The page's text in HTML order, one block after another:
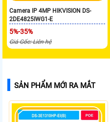
Camera IP 4MP HIKVISION DS-
2DE4825IWG1-E
5%-35%
Giá Gốc: Liên hệ
SẢN PHẨM MỚI RA MẮT